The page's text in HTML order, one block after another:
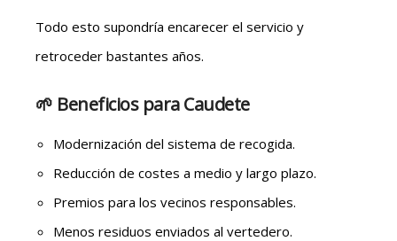
Todo esto supondría encarecer el servicio y
retroceder bastantes años.
🌱 Beneficios para Caudete
Modernización del sistema de recogida.
Reducción de costes a medio y largo plazo.
Premios para los vecinos responsables.
Menos residuos enviados al vertedero.